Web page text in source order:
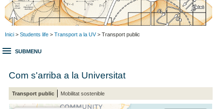
Inici > Students life > Transport a la UV> Transport public
SUBMENU
Com s'arriba a la Universitat
Transport public Mobilitat sostenible